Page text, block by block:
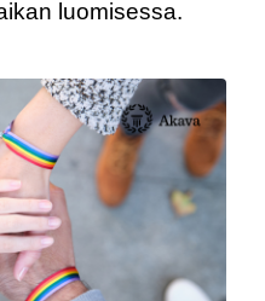
luomisessa.